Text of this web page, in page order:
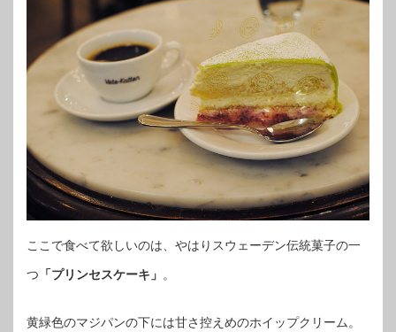
ここで食べて欲しいのは、やはりスウェーデン伝統菓子の一
つ 「プリンセスケーキ」 。
黄緑色のマジパンの下には甘さ控えめのホイップクリーム。